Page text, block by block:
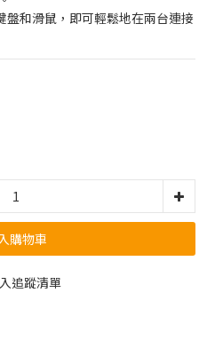
盤和滑鼠，即可輕鬆地在兩台連接
購物車
追蹤清單